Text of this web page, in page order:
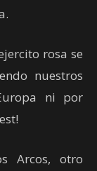
rosa se
nuestros
ni por
Arcos, otro